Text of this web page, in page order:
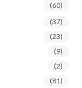
(60)
(37)
(23)
(9)
(2)
(81)